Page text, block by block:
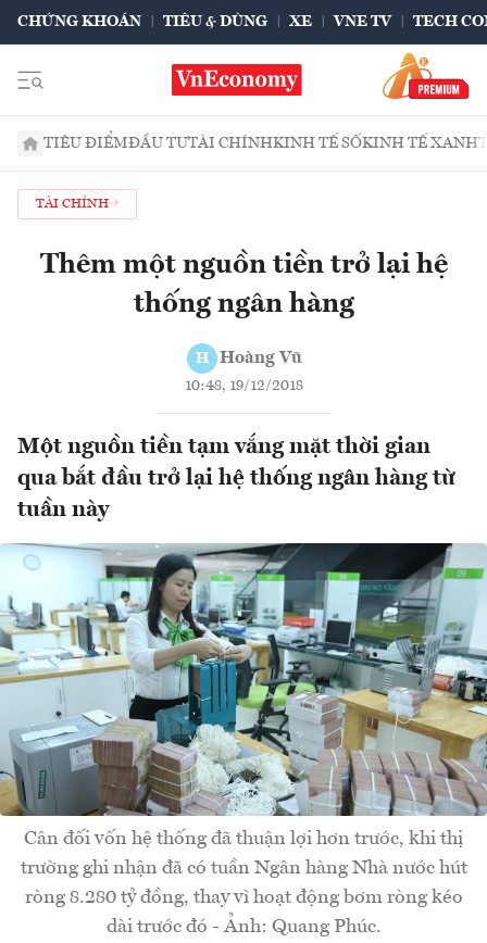
CHỨNG KHOÁN TIÊU & DÙNG XE VNE TV TECH
TIÊU ĐIỂMĐẦU TƯTÀI CHÍNHKINH TẾ SỐKINH TẾ XANH
TÀI CHÍNH
Thêm một nguồn tiền trở lại hệ
thống ngân hàng
H Hoàng Vũ
10:48, 19/12/2018
Một nguồn tiền tạm vắng mặt thời gian
qua bắt đầu trở lại hệ thống ngân hàng từ
tuần này
Cân đối vốn hệ thống đã thuận lợi hơn trước, khi thị
trường ghi nhận đã có tuần Ngân hàng Nhà nước hút
ròng 8.280 tỷ đồng, thay vì hoạt động bơm ròng kéo
dài trước đó - Ảnh: Quang Phúc.